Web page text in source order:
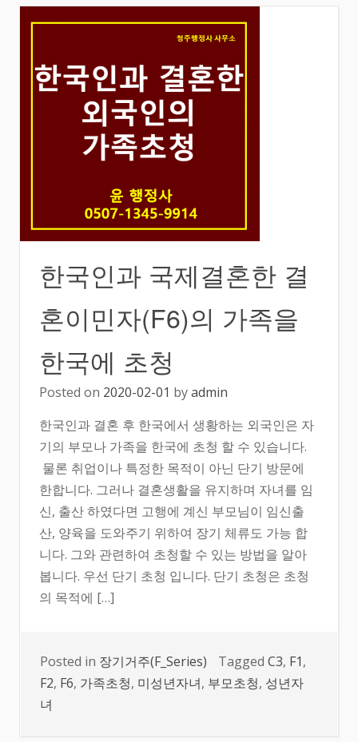
한국인과 국제결혼한 결
혼이민자(F6)의 가족을
한국에 초청
Posted on 2020-02-01 byadmin
한국인과 결혼 후 한국에서 생황하는 외국인은 자
기의 부모나 가족을 한국에 초청 할 수 있습니다.
물론 취업이나 특정한 목적이 아닌 단기 방문에
한합니다. 그러나 결혼생활을 유지하며 자녀를 임
신, 출산 하였다면 고행에 계신 부모님이 임신출
산, 양육을 도와주기 위하여 장기 체류도 가능 합
니다. 그와 관련하여 초청할 수 있는 방법을 알아
봅니다. 우선 단기 초청 입니다. 단기 초청은 초청
의 목적에 […]
Posted in 장기거주(F_Series) Tagged C3, F1,
F2, F6, 가족초청, 미성년자녀, 부모초청, 성년자
녀